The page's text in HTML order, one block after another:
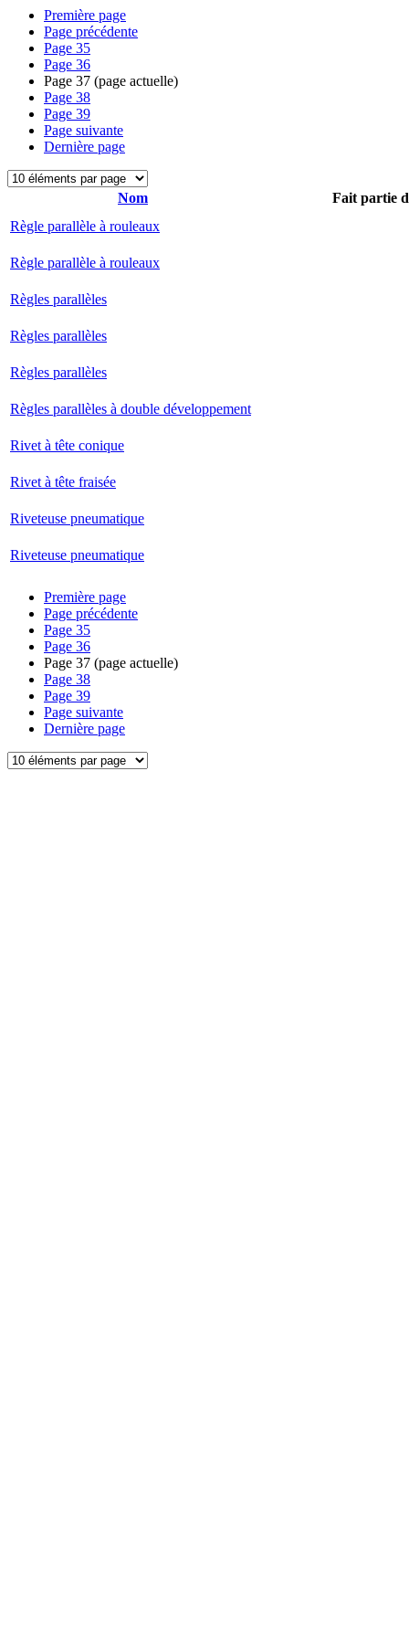
Première page
Page précédente
Page 35
Page 36
Page 37 (page actuelle)
Page 38
Page 39
Page suivante
Dernière page
Nom
Fait partie
Règle parallèle à rouleaux
Règle parallèle à rouleaux
Règles parallèles
Règles parallèles
Règles parallèles
Règles parallèles à double développement
Rivet à tête conique
Rivet à tête fraisée
Riveteuse pneumatique
Riveteuse pneumatique
Première page
Page précédente
Page 35
Page 36
Page 37 (page actuelle)
Page 38
Page 39
Page suivante
Dernière page